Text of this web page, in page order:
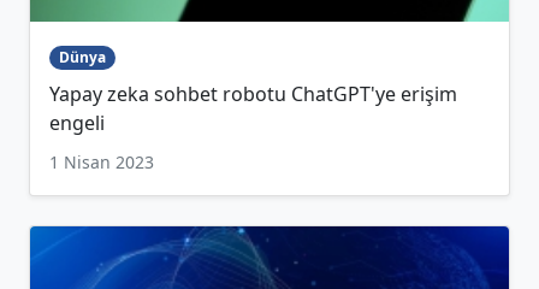
Dünya
Yapay zeka sohbet robotu ChatGPT'ye erişim
engeli
1 Nisan 2023